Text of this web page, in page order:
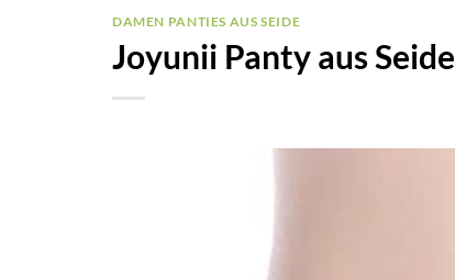
DAMEN PANTIES AUS SEIDE
Joyunii Panty aus Seide